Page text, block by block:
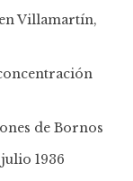
Villamartín,
de Bornos
1936